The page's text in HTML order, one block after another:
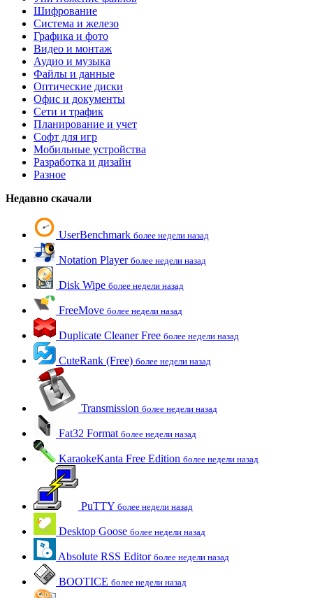
Шифрование
Система и железо
Графика и фото
Видео и монтаж
Аудио и музыка
Файлы и данные
Оптические диски
Офис и документы
Сети и трафик
Планирование и учет
Софт для игр
Мобильные устройства
Разработка и дизайн
Разное
Недавно скачали
UserBenchmark более недели назад
Notation Player более недели назад
Disk Wipe более недели назад
FreeMove более недели назад
Duplicate Cleaner Free более недели назад
CuteRank (Free) более недели назад
Transmission более недели назад
Fat32 Format более недели назад
KaraokeKanta Free Edition более недели назад
PuTTY более недели назад
Desktop Goose более недели назад
Absolute RSS Editor более недели назад
BOOTICE более недели назад